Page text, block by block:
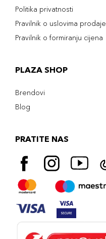
Politika privatnosti
Pravilnik o uslovima prodaje
Pravilnik o formiranju cijena
PLAZA SHOP
Brendovi
Blog
PRATITE NAS